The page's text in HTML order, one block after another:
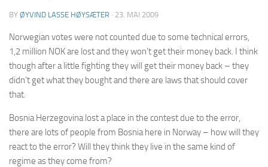
BY ØYVIND LASSE HØYSÆTER · 23. MAI 2009
Norwegian votes were not counted due to some technical errors,
1,2 million NOK are lost and they won’t get their money back. I think
though after a little fighting they will get their money back – they
didn’t get what they bought and there are laws that should cover
that.
Bosnia Herzegovina lost a place in the contest due to the error,
there are lots of people from Bosnia here in Norway – how will they
react to the error? Will they think they live in the same kind of
regime as they come from?